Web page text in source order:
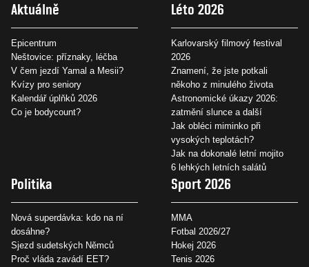
Aktuálně
Epicentrum
Neštovice: příznaky, léčba
V čem jezdí Yamal a Mesii?
Kvízy pro seniory
Kalendář úplňků 2026
Co je bodycount?
Léto 2026
Karlovarský filmový festival
2026
Znamení, že jste potkali
někoho z minulého života
Astronomické úkazy 2026:
zatmění slunce a další
Jak obléci miminko při
vysokých teplotách?
Jak na dokonalé letní mojito
6 lehkých letních salátů
Politika
Nová superdávka: kdo na ní
dosáhne?
Sjezd sudetských Němců
Proč vláda zavádí EET?
Sport 2026
MMA
Fotbal 2026/27
Hokej 2026
Tenis 2026